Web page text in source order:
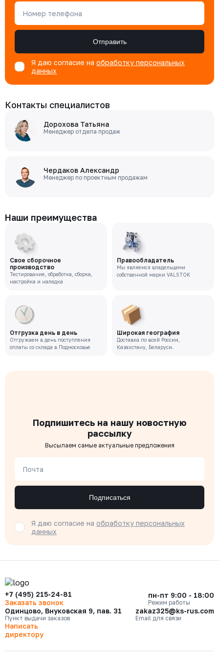
Номер телефона
Отправить
Я даю согласие на обработку персональных
данных
Контакты специалистов
Дорохова Татьяна
Менеджер отдела продаж
Чердаков Александр
Менеджер по проектным продажам
Наши преимущества
Свое сборочное
производство
Тестирование, обработка, сборка,
настройка и наладка
Правообладатель
Мы являемся владельцами
собственной марки VALSTOK
Отгрузка день в день
Отгружаем в день поступления
оплаты со склада в Подмосковье
Широкая география
Доставка по всей России,
Казахстану, Беларуси.
Подпишитесь на нашу новостную
рассылку
Высылаем самые актуальные предложения
Почта
Подписаться
Я даю согласие на обработку персональных
данных
+7 (495) 215-24-81
Заказать звонок
пн-пт 9:00 - 18:00
Режим работы
Одинцово, Внуковская 9, пав. 31
Пункт выдачи заказов
zakaz325@ks-rus.com
Email для связи
Написать
директору